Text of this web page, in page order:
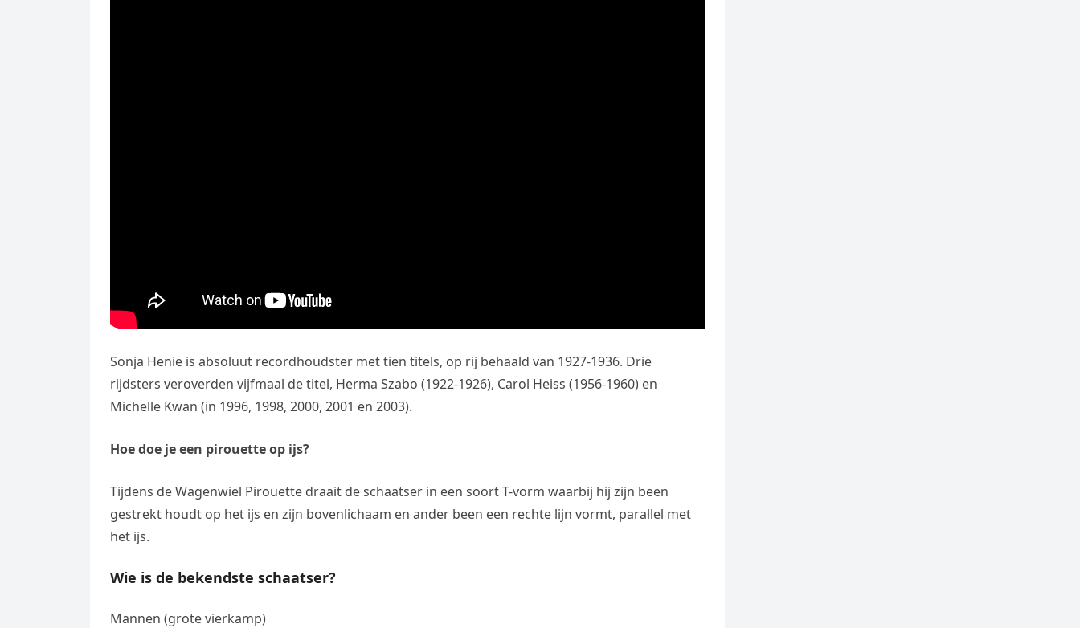
Sonja Henie is absoluut recordhoudster met tien titels, op rij behaald van 1927-1936. Drie
rijdsters veroverden vijfmaal de titel, Herma Szabo (1922-1926), Carol Heiss (1956-1960) en
Michelle Kwan (in 1996, 1998, 2000, 2001 en 2003).
Hoe doe je een pirouette op ijs?
Tijdens de Wagenwiel Pirouette draait de schaatser in een soort T-vorm waarbij hij zijn been
gestrekt houdt op het ijs en zijn bovenlichaam en ander been een rechte lijn vormt, parallel met
het ijs.
Wie is de bekendste schaatser?
Mannen (grote vierkamp)